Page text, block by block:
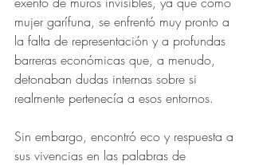
mujer garífuna, se enfrentó muy pronto a
la falta de representación y a profundas
barreras económicas que, a menudo,
detonaban dudas internas sobre si
realmente pertenecía a esos entornos.
Sin embargo, encontró eco y respuesta a
sus vivencias en las palabras de